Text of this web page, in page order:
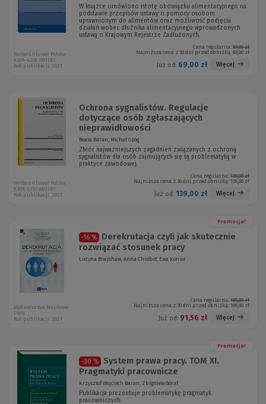
W książce omówiono istotę obowiązku alimentacyjnego na
podstawie przepisów ustawy o pomocy osobom
uprawnionym do alimentów oraz możliwość podjęcia
działań wobec dłużnika alimentacyjnego wprowadzonych
ustawą o Krajowym Rejestrze Zadłużonych.
Cena regularna: 69,00 zł
Najniższa cena z 30 dni przed obniżką: 69,00 zł
Już od: 69,00 zł Więcej
Wolters Kluwer Polska
KAM-4206 W01D01
Rok publikacji: 2021
Ochrona sygnalistów. Regulacje
dotyczące osób zgłaszających
nieprawidłowości
Beata Baran, Michał Ożóg
Zbiór najważniejszych zagadnień związanych z ochroną
sygnalistów dla osób zajmujących się tą problematyką w
praktyce zawodowej.
Cena regularna: 139,00 zł
Najniższa cena z 30 dni przed obniżką: 139,00 zł
Już od: 139,00 zł Więcej
Wolters Kluwer Polska
KAM-4153 W01D01
Rok publikacji: 2021
Promocja!
-16 %
Derekrutacja czyli jak skutecznie
rozwiązać stosunek pracy
Lucyna Brayshaw, Anna Chrobot, Ewa Konior
Cena regularna: 109,00 zł
Najniższa cena z 30 dni przed obniżką: 109,00 zł
Już od: 91,56 zł Więcej
Wydawnictwo Naukowe
PWN
Rok publikacji: 2021
Promocja!
-30 %
System prawa pracy. TOM XI.
Pragmatyki pracownicze
Krzysztof Wojciech Baran, Zbigniew Góral
Publikacja prezentuje problematykę pragmatyk
pracowniczych.